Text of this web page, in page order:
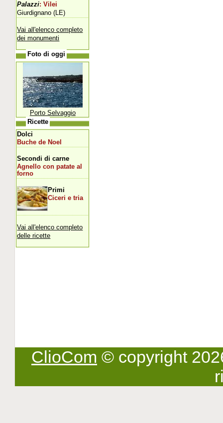
Palazzi: Vilei
Giurdignano (LE)
Vai all'elenco completo
dei monumenti
Foto di oggi
Porto Selvaggio
Ricette
Dolci
Buche de Noel
Secondi di carne
Agnello con patate al
forno
Primi
Ciceri e tria
Vai all'elenco completo
delle ricette
ClioCom © copyright